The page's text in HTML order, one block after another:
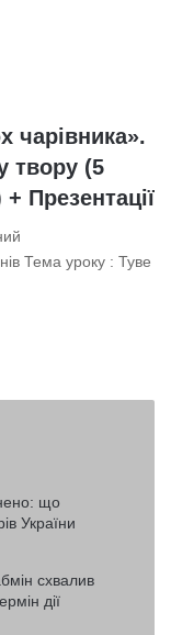
чарівника».
твору (5
Презентації
Тема уроку : Туве
що
України
схвалив
дії